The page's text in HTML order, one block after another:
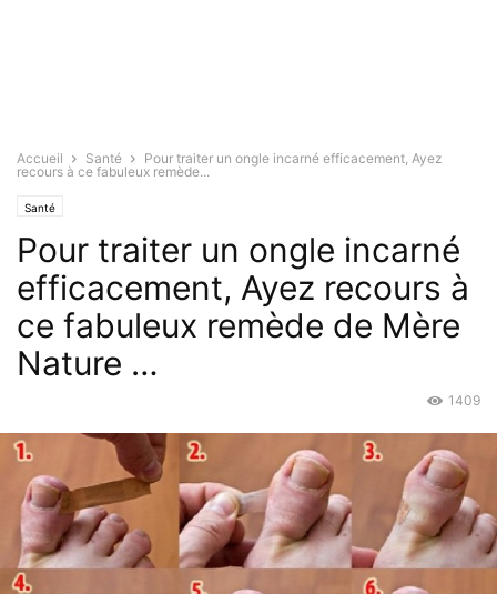
Accueil Santé
Pour traiter un ongle incarné efficacement, Ayez
recours à ce fabuleux remède...
Santé
Pour traiter un ongle incarné
efficacement, Ayez recours à
ce fabuleux remède de Mère
Nature …
1409